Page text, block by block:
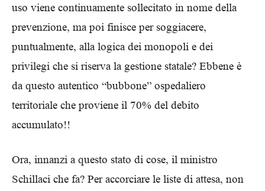
uso viene continuamente sollecitato in nome della
prevenzione, ma poi finisce per soggiacere,
puntualmente, alla logica dei monopoli e dei
privilegi che si riserva la gestione statale? Ebbene è
da questo autentico “bubbone” ospedaliero
territoriale che proviene il 70% del debito
accumulato!!
Ora, innanzi a questo stato di cose, il ministro
Schillaci che fa? Per accorciare le liste di attesa, non